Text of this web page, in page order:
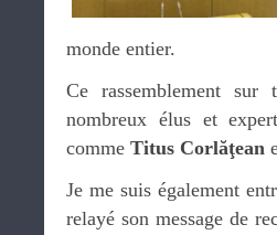
monde entier.
Ce rassemblement
nombreux élus et
comme Titus Corlăţean
Je me suis également
relayé son message de